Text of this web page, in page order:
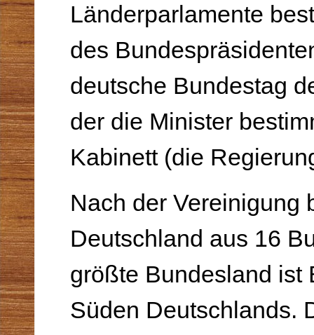
Länderparlamente
des
deutsche Bundestag
der die Minister
Kabinett (die
Nach der Vereinigung
Deutschland aus 16
größte Bundesland ist
Süden Deutschlands.